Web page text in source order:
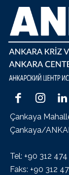
Çankaya
Çankaya/
Tel: +90 312
Faks: +90 312